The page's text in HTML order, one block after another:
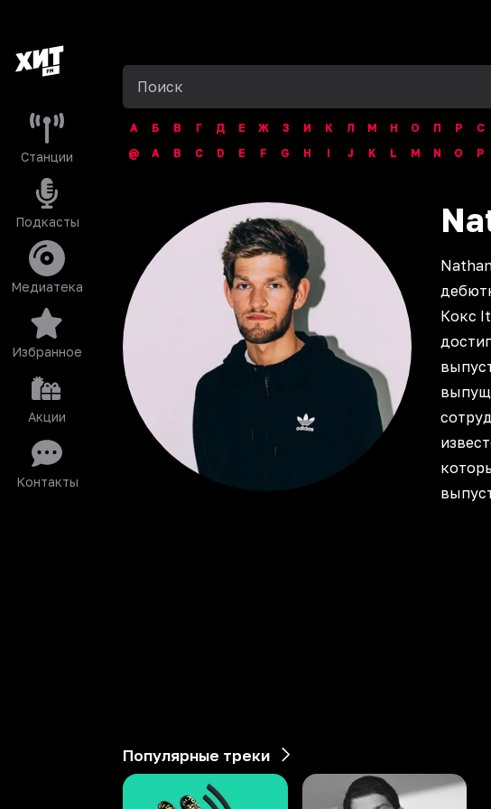
Станции
Подкасты
Медиатека
Избранное
Акции
Контакты
А Б В Г Д Е Ж З И К Л М Н О П Р С
@
A B C D E F G H I J K L M N O P
Кокс
Популярные треки